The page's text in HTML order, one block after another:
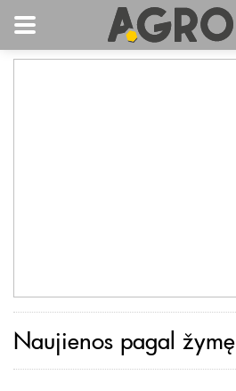
Naujienos pagal žymę